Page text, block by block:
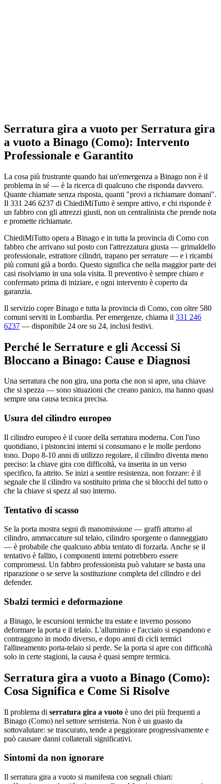
Serratura gira a vuoto per Serratura gira
a vuoto a Binago (Como): Intervento
Professionale e Garantito
La cosa più frustrante quando hai un'emergenza a Binago non è il
problema in sé — è la ricerca di qualcuno che risponda davvero.
Quante chiamate senza risposta, quanti "provi a richiamare domani".
Il 331 246 6237 di ChiediMiTutto è sempre attivo, e chi risponde è
un fabbro con gli attrezzi giusti, non un centralinista che prende nota
e promette richiamate.
ChiediMiTutto opera a Binago e in tutta la provincia di Como con
fabbro che arrivano sul posto con l'attrezzatura giusta — grimaldello
professionale, estrattore cilindri, trapano per serrature — e i ricambi
più comuni già a bordo. Questo significa che nella maggior parte dei
casi risolviamo in una sola visita. Il preventivo è sempre chiaro e
confermato prima di iniziare, e ogni intervento è coperto da
garanzia.
Il servizio copre Binago e tutta la provincia di Como, con oltre 580
comuni serviti in Lombardia. Per emergenze, chiama il 331 246
6237 — disponibile 24 ore su 24, inclusi festivi.
Perché le Serrature e gli Accessi Si
Bloccano a Binago: Cause e Diagnosi
Una serratura che non gira, una porta che non si apre, una chiave
che si spezza — sono situazioni che creano panico, ma hanno quasi
sempre una causa tecnica precisa.
Usura del cilindro europeo
Il cilindro europeo è il cuore della serratura moderna. Con l'uso
quotidiano, i pistoncini interni si consumano e le molle perdono
tono. Dopo 8-10 anni di utilizzo regolare, il cilindro diventa meno
preciso: la chiave gira con difficoltà, va inserita in un verso
specifico, fa attrito. Se inizi a sentire resistenza, non forzare: è il
segnale che il cilindro va sostituito prima che si blocchi del tutto o
che la chiave si spezz al suo interno.
Tentativo di scasso
Se la porta mostra segni di manomissione — graffi attorno al
cilindro, ammaccature sul telaio, cilindro sporgente o danneggiato
— è probabile che qualcuno abbia tentato di forzarla. Anche se il
tentativo è fallito, i componenti interni potrebbero essere
compromessi. Un fabbro professionista può valutare se basta una
riparazione o se serve la sostituzione completa del cilindro e del
defender.
Sbalzi termici e deformazione
a Binago, le escursioni termiche tra estate e inverno possono
deformare la porta e il telaio. L'alluminio e l'acciaio si espandono e
contraggono in modo diverso, e dopo anni di cicli termici
l'allineamento porta-telaio si perde. Se la porta si apre con difficoltà
solo in certe stagioni, la causa è quasi sempre termica.
Serratura gira a vuoto a Binago (Como):
Cosa Significa e Come Si Risolve
Il problema di serratura gira a vuoto è uno dei più frequenti a
Binago (Como) nel settore serristeria. Non è un guasto da
sottovalutare: se trascurato, tende a peggiorare progressivamente e
può causare danni collaterali significativi.
Sintomi da non ignorare
Il serratura gira a vuoto si manifesta con segnali chiari: